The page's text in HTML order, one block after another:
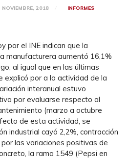
NOVIEMBRE, 2018 INFORMES
por el INE indican que la
manufacturera aumentó 16,1%
al igual que en las últimas
explicó por a la actividad de la
interanual estuvo
por evaluarse respecto al
(marzo a octubre
de esta actividad, se
industrial cayó 2,2%, contracción
las variaciones positivas de
la rama 1549 (Pepsi en